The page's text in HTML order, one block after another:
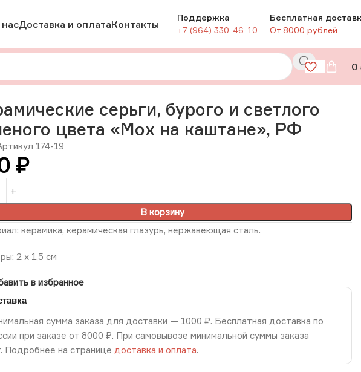
Доставка и оплатаКонтакты
Поддержка
+7 (964) 330-46-10
Бесплатная
От 8000 рублей
0
зеленого цвета «Мох на каштане», РФ
серьги, бурого и светлого
цвета «Мох на каштане», РФ
174-19
₽
В корзину
керамика, керамическая глазурь, нержавеющая сталь.
2 х 1,5 см
в избранное
сумма заказа для доставки — 1000 ₽. Бесплатная доставка по
при заказе от 8000 ₽. При самовывозе минимальной суммы заказа
Подробнее на странице доставка и оплата.